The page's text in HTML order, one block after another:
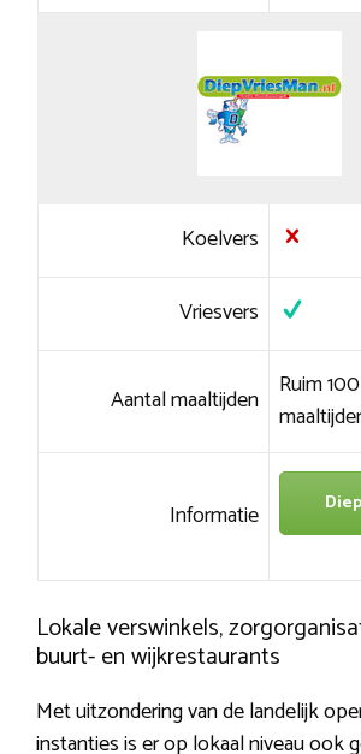
Koelvers
Vriesvers
Aantal maaltijden Ruim
Informatie
Lokale verswinkels,
buurt- en wijkrestaurants
Met uitzondering van de landelijk
instanties is er op lokaal niveau ook